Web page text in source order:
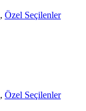
, Özel Seçilenler
, Özel Seçilenler